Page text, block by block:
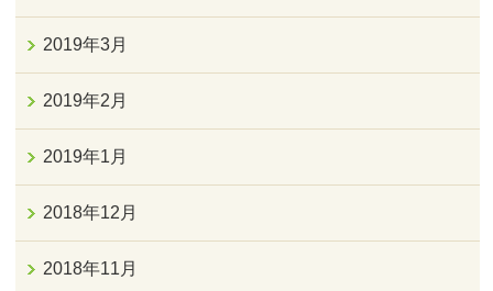
2019年3月
2019年2月
2019年1月
2018年12月
2018年11月